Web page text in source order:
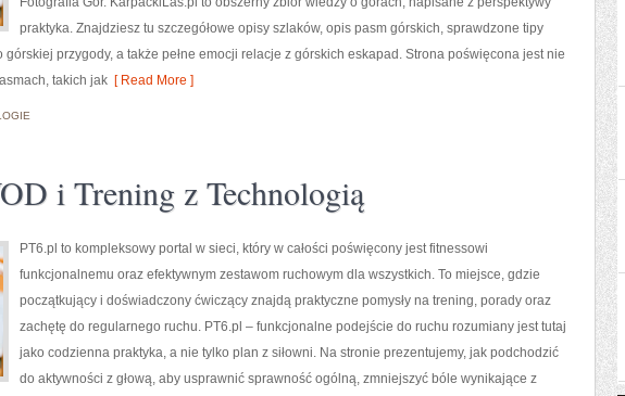
praktyka. Znajdziesz tu szczegółowe opisy szlaków, opis pasm górskich, sprawdzone tipy
przygody, a także pełne emocji relacje z górskich eskapad. Strona poświęcona jest nie
takich jak [ Read More ]
i Trening z Technologią
PT6.pl to kompleksowy portal w sieci, który w całości poświęcony jest fitnessowi
funkcjonalnemu oraz efektywnym zestawom ruchowym dla wszystkich. To miejsce, gdzie
początkujący i doświadczony ćwiczący znajdą praktyczne pomysły na trening, porady oraz
zachętę do regularnego ruchu. PT6.pl – funkcjonalne podejście do ruchu rozumiany jest tutaj
jako codzienna praktyka, a nie tylko plan z siłowni. Na stronie prezentujemy, jak podchodzić
do aktywności z głową, aby usprawnić sprawność ogólną, zmniejszyć bóle wynikające z